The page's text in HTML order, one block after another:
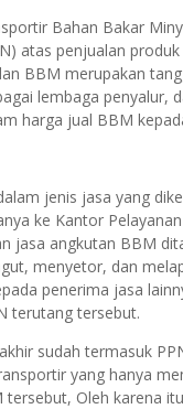
Bahan Bakar
atas penjualan
BBM merupakan
lembaga penyalur,
harga jual BBM
jenis jasa yang
ke Kantor
jasa angkutan BBM
menyetor, dan
penerima jasa
terutang tersebut.
sudah termasuk
yang hanya
Oleh karena